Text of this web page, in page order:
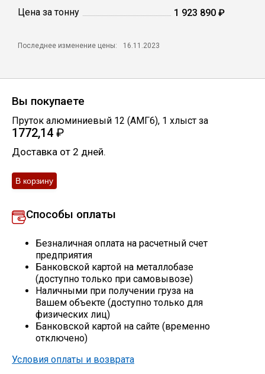
Круги абразивные
Скобо-гибочные изделия
Остальное
Цена за тонну 1 923 890 ₽
Последнее изменение цены: 16.11.2023
Вы покупаете
Пруток алюминиевый 12 (АМГ6), 1 хлыст за
1772,14 ₽
Доставка от 2 дней.
Способы оплаты
Безналичная оплата на расчетный счет
предприятия
Банковской картой на металлобазе
(доступно только при самовывозе)
Наличными при получении груза на
Вашем объекте (доступно только для
физических лиц)
Банковской картой на сайте (временно
отключено)
Условия оплаты и возврата